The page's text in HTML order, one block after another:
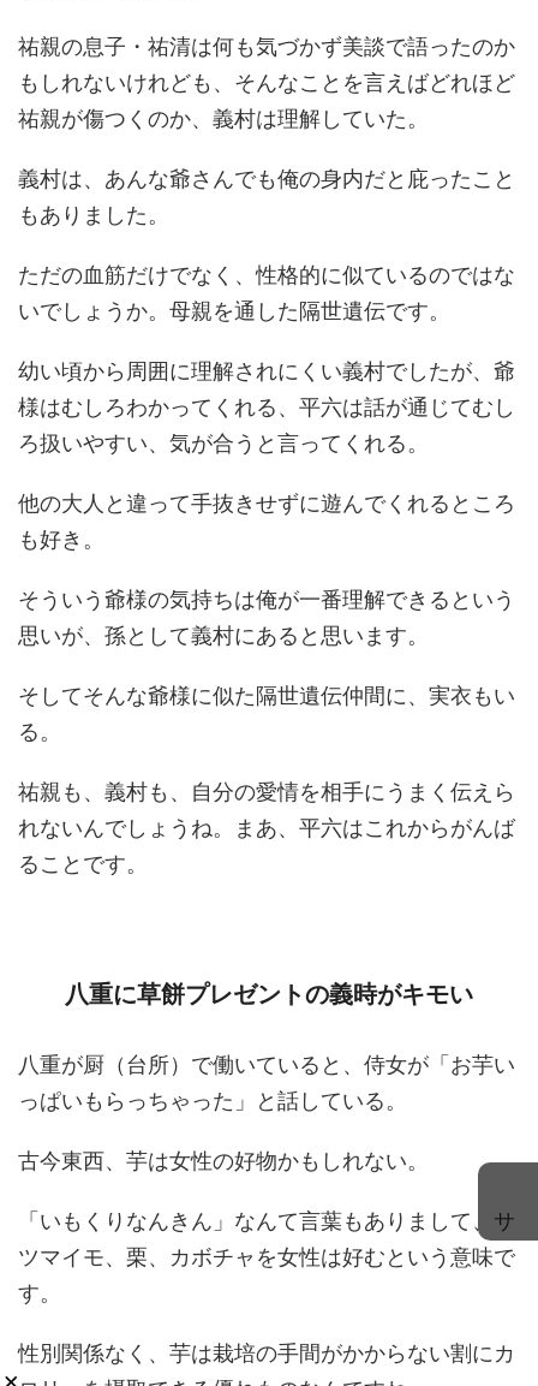
祐親の息子・祐清は何も気づかず美談で語ったのか
もしれないけれども、そんなことを言えばどれほど
祐親が傷つくのか、義村は理解していた。
義村は、あんな爺さんでも俺の身内だと庇ったこと
もありました。
ただの血筋だけでなく、性格的に似ているのではな
いでしょうか。母親を通した隔世遺伝です。
幼い頃から周囲に理解されにくい義村でしたが、爺
様はむしろわかってくれる、平六は話が通じてむし
ろ扱いやすい、気が合うと言ってくれる。
他の大人と違って手抜きせずに遊んでくれるところ
も好き。
そういう爺様の気持ちは俺が一番理解できるという
思いが、孫として義村にあると思います。
そしてそんな爺様に似た隔世遺伝仲間に、実衣もい
る。
祐親も、義村も、自分の愛情を相手にうまく伝えら
れないんでしょうね。まあ、平六はこれからがんば
ることです。
八重に草餅プレゼントの義時がキモい
八重が厨（台所）で働いていると、侍女が「お芋い
っぱいもらっちゃった」と話している。
古今東西、芋は女性の好物かもしれない。
「いもくりなんきん」なんて言葉もありまして、サ
ツマイモ、栗、カボチャを女性は好むという意味で
す。
性別関係なく、芋は栽培の手間がかからない割にカ